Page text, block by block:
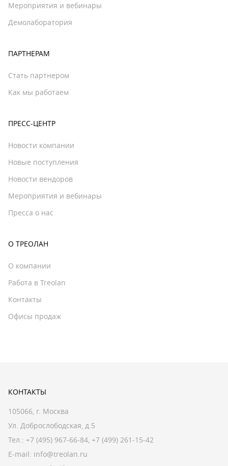
Мероприятия и вебинары
Демолаборатория
ПАРТНЕРАМ
Стать партнером
Как мы работаем
ПРЕСС-ЦЕНТР
Новости компании
Новые поступления
Новости вендоров
Мероприятия и вебинары
Пресса о нас
О ТРЕОЛАН
О компании
Работа в Treolan
Контакты
Офисы продаж
КОНТАКТЫ
105066, г. Москва
Ул. Доброслободская, д.5
Тел.: +7 (495) 967-66-84, +7 (499) 261-15-42
E-mail: info@treolan.ru